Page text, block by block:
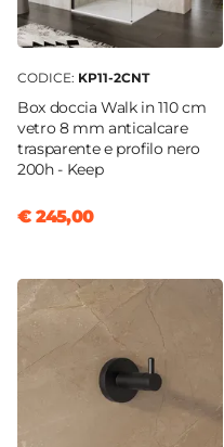
CODICE: KP11-2CNT
Box doccia Walk in 110 cm
vetro 8 mm anticalcare
trasparente e profilo nero
200h - Keep
€ 245,00